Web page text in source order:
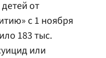
от
с 1 ноября
183 тыс.
или